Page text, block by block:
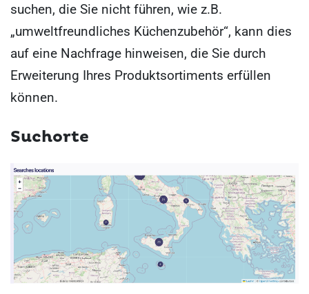
suchen, die Sie nicht führen, wie z.B.
„umweltfreundliches Küchenzubehör“, kann dies
auf eine Nachfrage hinweisen, die Sie durch
Erweiterung Ihres Produktsortiments erfüllen
können.
Suchorte